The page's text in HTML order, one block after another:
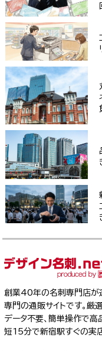
創業40年の名刺専門店が
専門の通販サイトです。
データ不要、簡単操作で
短15分で新宿駅すぐの実